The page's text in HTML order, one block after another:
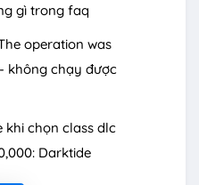
gì trong faq
operation was
không chạy được
khi chọn class dlc
Darktide